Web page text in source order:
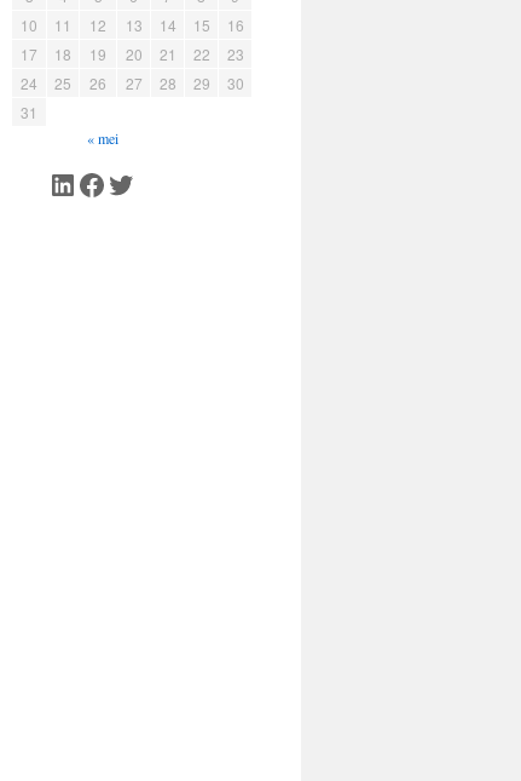
10
11 12 13 14 15
16
17
18 19 20 21 22
23
24
25 26 27 28 29
30
31
« mei
LinkedIn
Facebook
Twitter